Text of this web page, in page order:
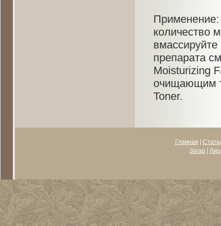
количество
препарата
Moisturizing
очищающим
Toner.
Главная
Загар